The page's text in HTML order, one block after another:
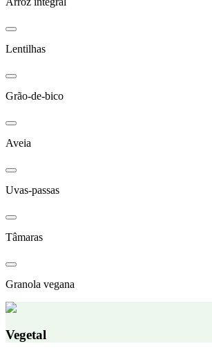
Lentilhas
Grão-de-bico
Aveia
Uvas-passas
Tâmaras
Granola vegana
Vegetal